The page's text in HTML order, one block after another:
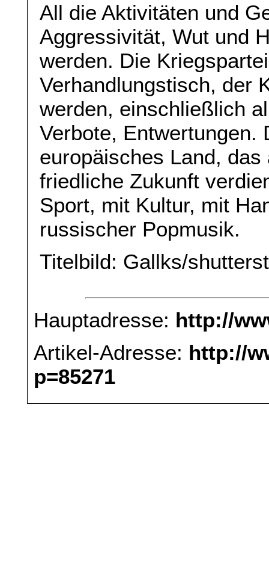
All die Aktivitäten und
Aggressivität, Wut und
werden. Die
Verhandlungstisch, der
werden, einschließlich
Verbote, Entwertungen.
europäisches Land,
friedliche Zukunft
Sport, mit Kultur, mit
russischer Popmusik.
Titelbild: Gallks/
Hauptadresse: http://
Artikel-Adresse: http://
p=85271